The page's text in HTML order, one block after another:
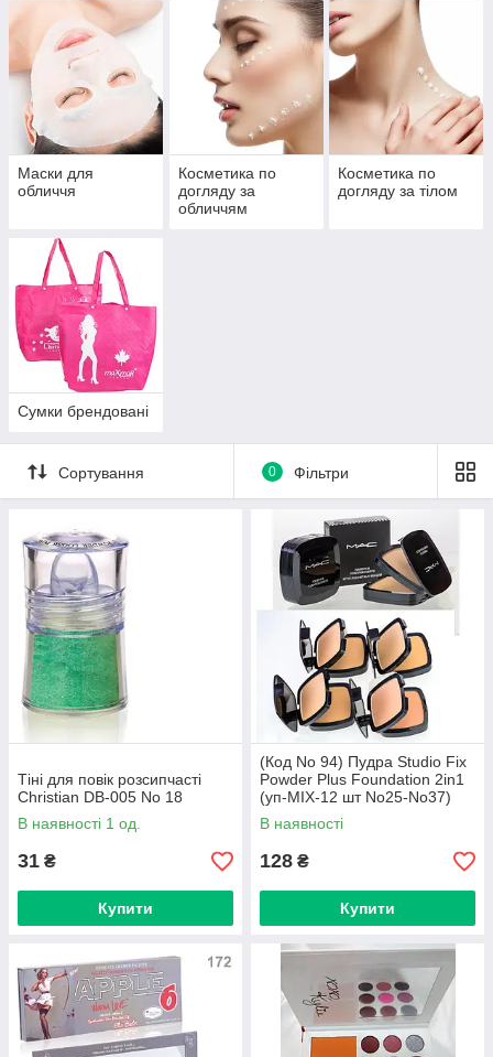
Маски для
обличчя
Косметика по
догляду за
обличчям
Косметика по
догляду за тілом
Сумки брендовані
Сортування 0 Фільтри
Тіні для повік розсипчасті
Christian DB-005 No 18
В наявності 1 од.
31 ₴
Купити
(Код No 94) Пудра Studio Fix
Powder Plus Foundation 2in1
(уп-MIX-12 шт No25-No37)
В наявності
128 ₴
Купити